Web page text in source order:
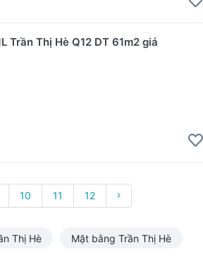
Trần Thị Hè Q12 DT 61m2 giá
10 11 12
Thị Hè Mặt bằng Trần Thị Hè